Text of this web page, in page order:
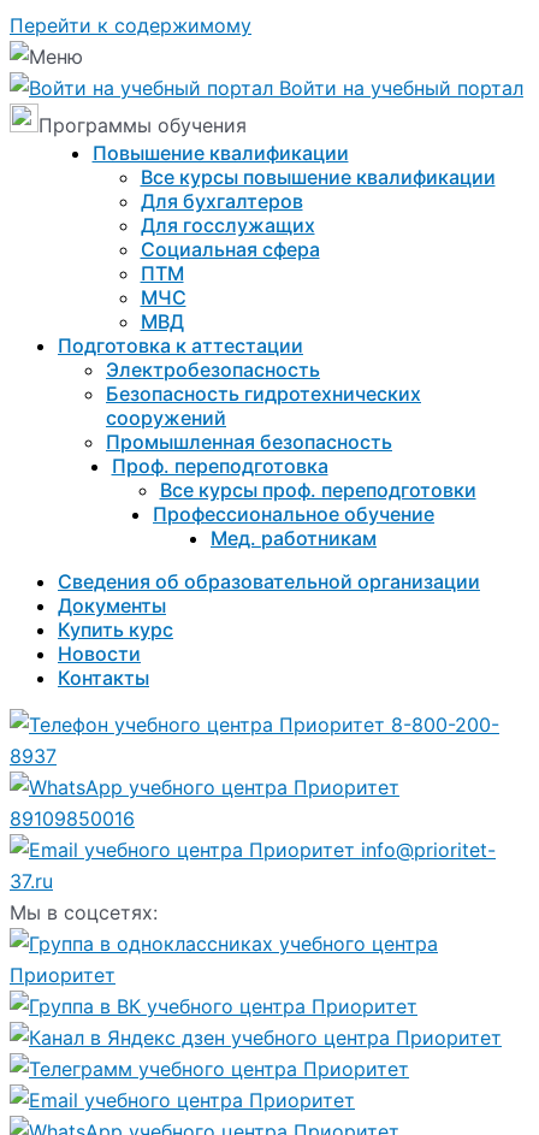
Перейти к содержимому
Войти на учебный портал
Программы обучения
Повышение квалификации
Все курсы повышение квалификации
Для бухгалтеров
Для госслужащих
Социальная сфера
ПТМ
МЧС
МВД
Подготовка к aттестации
Электробезопасность
Безопасность гидротехнических
сооружений
Промышленная безопасность
Проф. переподготовка
Все курсы проф. переподготовки
Профессиональное обучение
Мед. работникам
Сведения об образовательной организации
Документы
Купить курс
Новости
Контакты
8-800-200-
8937
89109850016
info@prioritet-
37.ru
Мы в соцсетях: